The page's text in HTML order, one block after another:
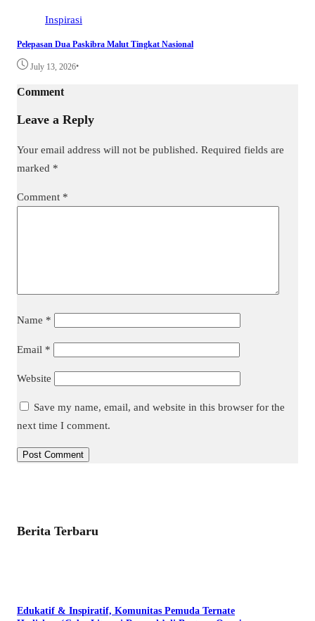
Inspirasi
Pelepasan Dua Paskibra Malut Tingkat Nasional
July 13, 2026•
Comment
Leave a Reply
Your email address will not be published. Required fields are
marked *
Comment *
Name *
Email *
Website
Save my name, email, and website in this browser for the
next time I comment.
Berita Terbaru
Edukatif & Inspiratif, Komunitas Pemuda Ternate